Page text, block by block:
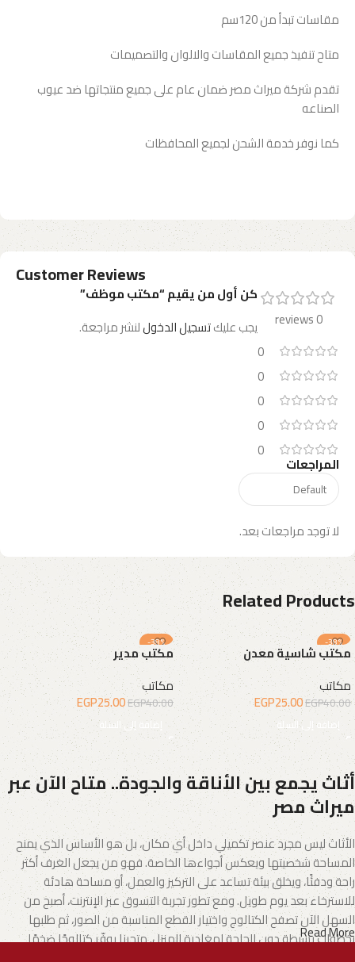
مقاسات تبدأ من 120سم
متاح تنفيذ جميع المقاسات والالوان والتصميمات
تقدم شركة ميراث مصر ضمان عام على جميع منتجاتها ضد عيوب
الصناعه
كما نوفر خدمة الشحن لجميع المحافظات
Customer Reviews
0 reviews
0
0
0
0
0
المراجعات
لا توجد مراجعات بعد.
كن أول من يقيم “مكتب موظف”
يجب عليكتسجيل الدخوللنشر مراجعة.
Related Products
-38%
مكتب شاسية معدن
مكاتب
EGP40.00
EGP25.00
إضافة إلى السلة
-38%
مكتب مدير
مكاتب
EGP40.00
EGP25.00
إضافة إلى السلة
أثاث يجمع بين الأناقة والجودة.. متاح الآن عبر
ميراث مصر
الأثاث ليس مجرد عنصر تكميلي داخل أي مكان، بل هو الأساس الذي يمنح
المساحة شخصيتها ويعكس أجواءها الخاصة. فهو من يجعل الغرف أكثر
راحة ودفئًا، ويخلق بيئة تساعد على التركيز والعمل، أو مساحة هادئة
للاسترخاء بعد يوم طويل. ومع تطور تجربة التسوق عبر الإنترنت، أصبح من
السهل الآن تصفح الكتالوج واختيار القطع المناسبة من الصور، ثم طلبها
بخطوات بسيطة دون الحاجة لمغادرة المنزل. متجرنا يوفّر كتالوجًا ضخمًا
Read More